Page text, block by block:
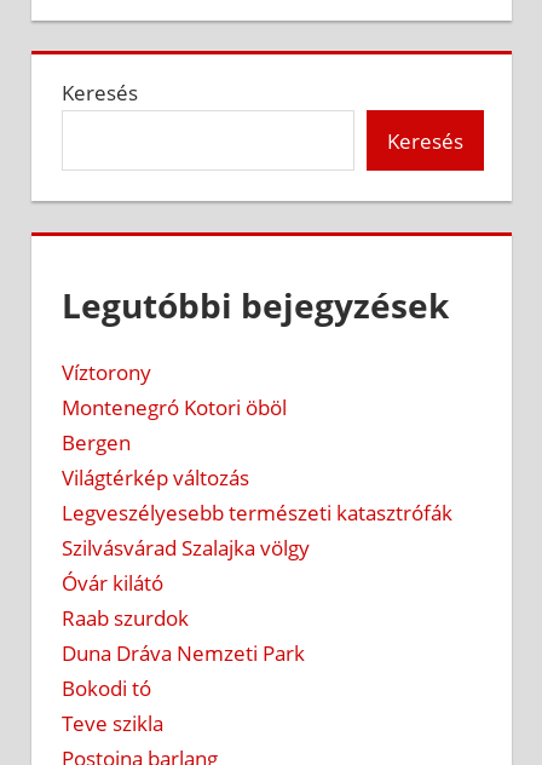
Keresés
Keresés
Legutóbbi bejegyzések
Víztorony
Montenegró Kotori öböl
Bergen
Világtérkép változás
Legveszélyesebb természeti katasztrófák
Szilvásvárad Szalajka völgy
Óvár kilátó
Raab szurdok
Duna Dráva Nemzeti Park
Bokodi tó
Teve szikla
Postojna barlang